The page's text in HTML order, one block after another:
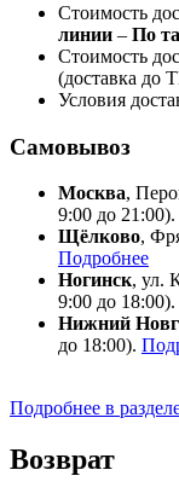
Стоимость
линии – По
Стоимость
(доставка до
Условия
Самовывоз
Москва,
9:00 до 21:00).
Щёлково,
Подробнее
Ногинск, ул.
9:00 до 18:00).
Нижний
до 18:00).
Подробнее в
Возврат